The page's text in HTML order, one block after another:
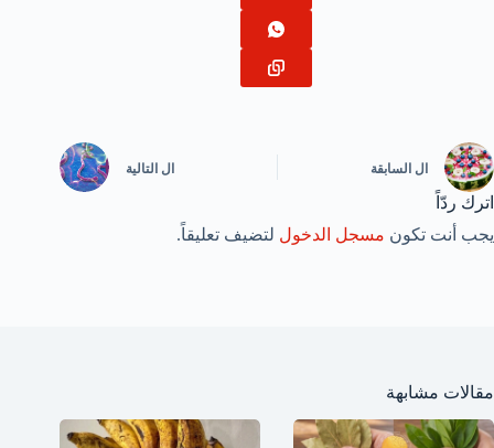
ال السابقة ال التالية
اترك ردّاً
يجب أنت تكون مسجل الدخول لتضيف تعليقاً.
مقالات مشابهة